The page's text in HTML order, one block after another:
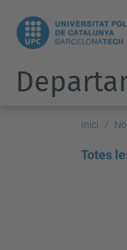
Inici
Totes